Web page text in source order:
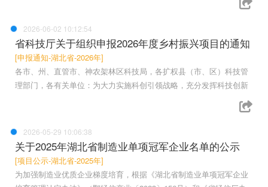
2026-06-02 10:12:54
省科技厅关于组织申报2026年度乡村振兴项目的通知
[申报通知-湖北省-2026年]
各市、州、直管市、神农架林区科技局，各扩权县（市、区）科技管
理部门，各有关单位：为大力实施科创引领战略，充分发挥科技创新
2026-05-29 10:06:38
关于2025年湖北省制造业单项冠军企业名单的公示
[项目公示-湖北省-2025年]
为加强制造业优质企业梯度培育，根据《湖北省制造业单项冠军企业